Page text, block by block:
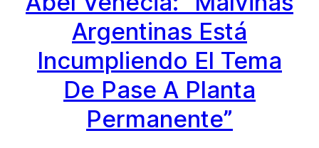
Argentinas Está
Incumpliendo El Tema
De Pase A Planta
Permanente”